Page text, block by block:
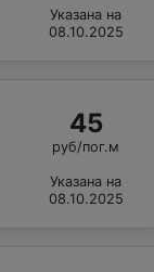
Указана на
08.10.2025
45
руб/пог.м
Указана на
08.10.2025